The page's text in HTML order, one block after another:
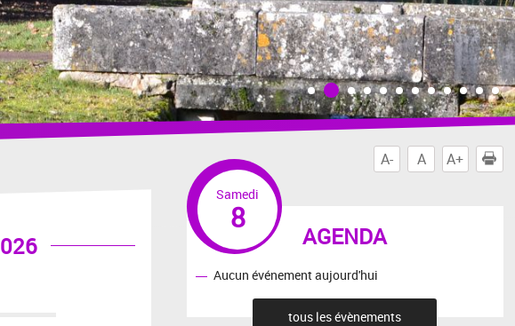
A- A A+
AGENDA
Samedi
8
Aucun événement aujourd'hui
tous les évènements